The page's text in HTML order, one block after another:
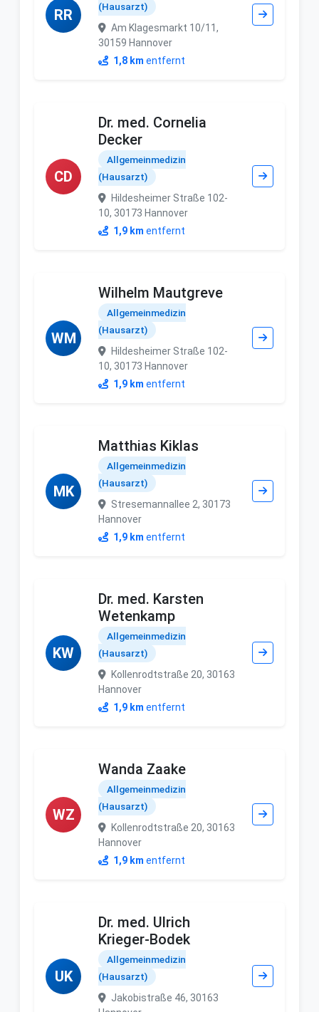
RR
(Hausarzt)
Am Klagesmarkt 10/11,
30159 Hannover
1,8 km entfernt
CD
Dr. med. Cornelia
Decker
Allgemeinmedizin
(Hausarzt)
Hildesheimer Straße 102-
10, 30173 Hannover
1,9 km entfernt
WM
Wilhelm Mautgreve
Allgemeinmedizin
(Hausarzt)
Hildesheimer Straße 102-
10, 30173 Hannover
1,9 km entfernt
MK
Matthias Kiklas
Allgemeinmedizin
(Hausarzt)
Stresemannallee 2, 30173
Hannover
1,9 km entfernt
KW
Dr. med. Karsten
Wetenkamp
Allgemeinmedizin
(Hausarzt)
Kollenrodtstraße 20, 30163
Hannover
1,9 km entfernt
WZ
Wanda Zaake
Allgemeinmedizin
(Hausarzt)
Kollenrodtstraße 20, 30163
Hannover
1,9 km entfernt
UK
Dr. med. Ulrich
Krieger-Bodek
Allgemeinmedizin
(Hausarzt)
Jakobistraße 46, 30163